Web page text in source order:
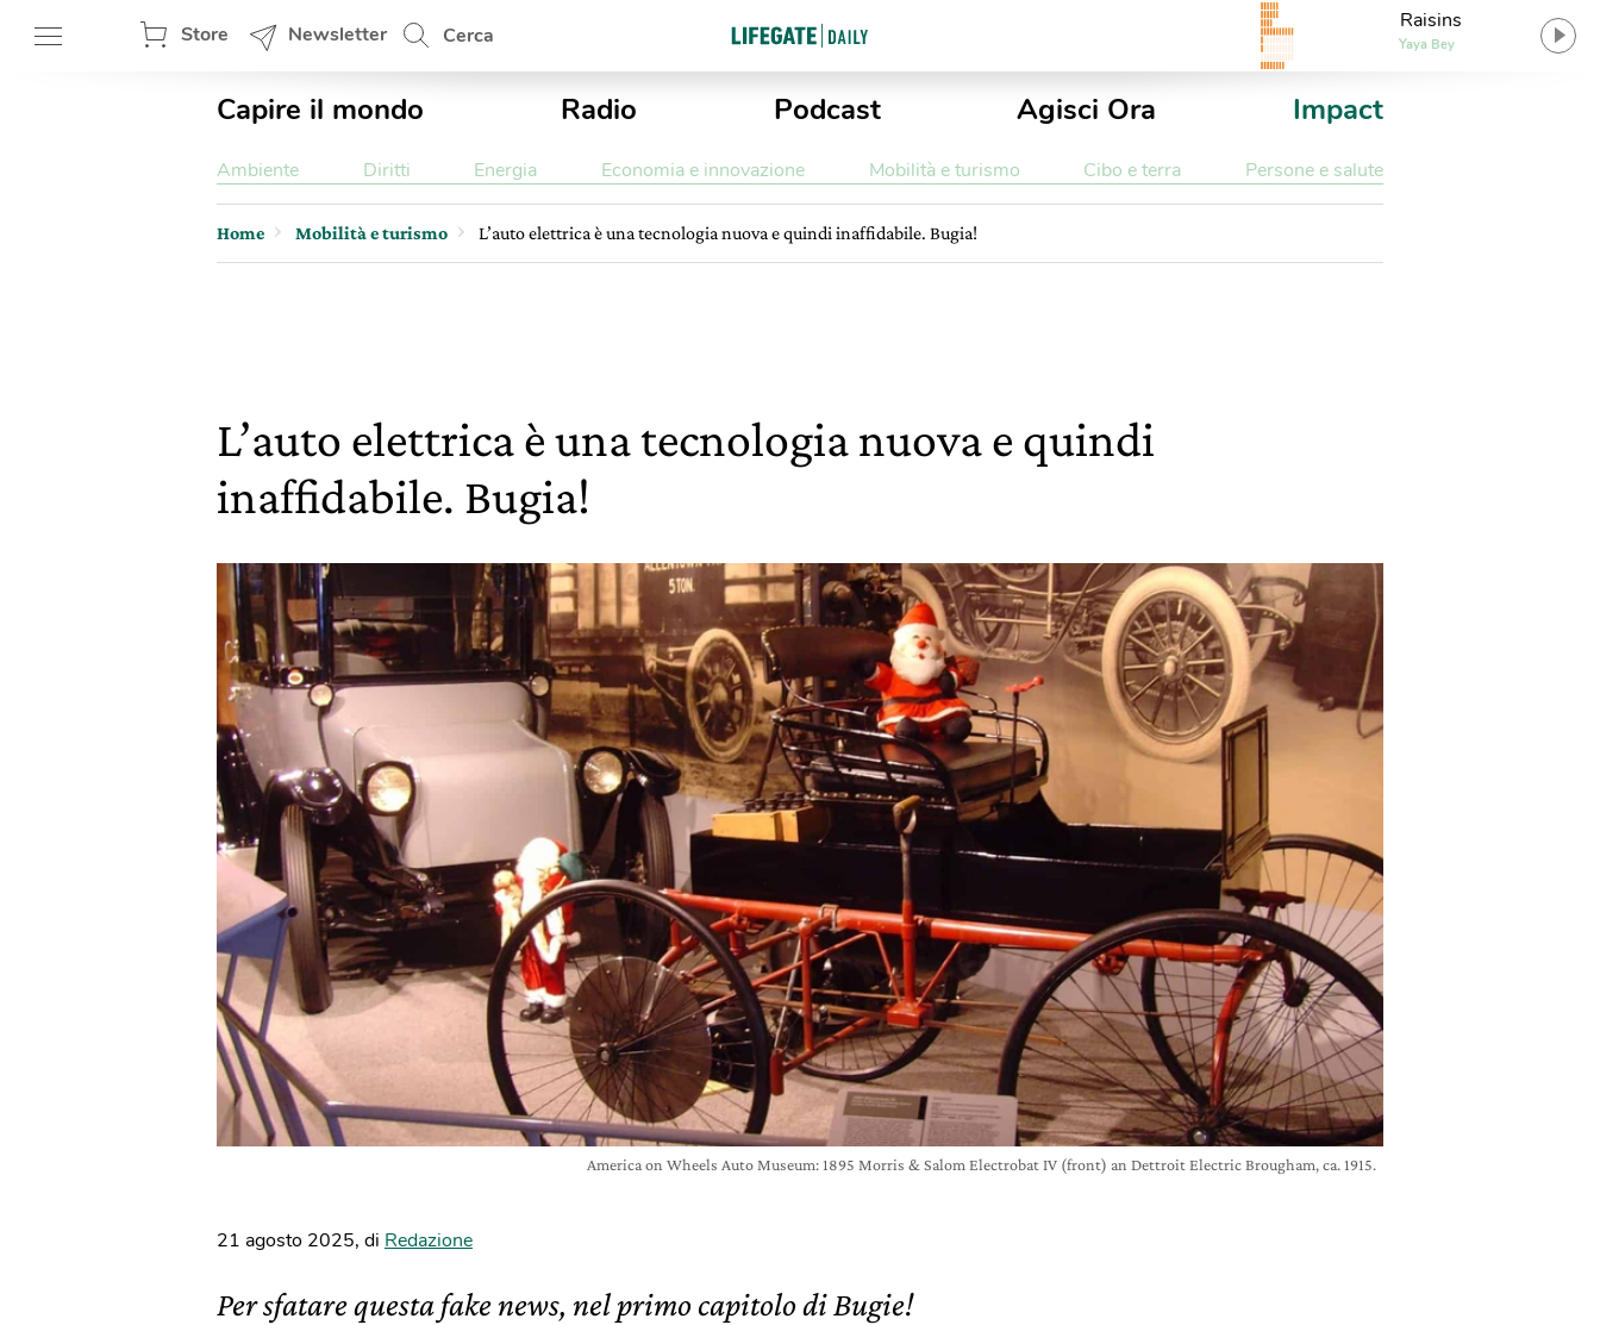
Store Newsletter Cerca
Raisins
Yaya Bey
Capire il mondo Radio Podcast Agisci Ora Impact
Ambiente Diritti Energia Economia e innovazione Mobilità e turismo Cibo e terra Persone e salute
Home Mobilità e turismo L’auto elettrica è una tecnologia nuova e quindi inaffidabile. Bugia!
L’auto elettrica è una tecnologia nuova e quindi
inaffidabile. Bugia!
America on Wheels Auto Museum: 1895 Morris & Salom Electrobat IV (front) an Dettroit Electric Brougham, ca. 1915.
21 agosto 2025, di Redazione
Per sfatare questa fake news, nel primo capitolo di Bugie!